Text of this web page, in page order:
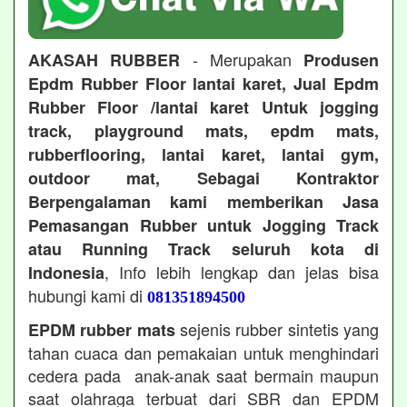
AKASAH RUBBER - Merupakan Produsen
Epdm Rubber Floor lantai karet, Jual Epdm
Rubber Floor /lantai karet Untuk jogging
track, playground mats, epdm mats,
rubberflooring, lantai karet, lantai gym,
outdoor mat, Sebagai Kontraktor
Berpengalaman kami memberikan Jasa
Pemasangan Rubber untuk Jogging Track
atau Running Track seluruh kota di
Indonesia, Info lebih lengkap dan jelas bisa
hubungi kami di 081351894500
EPDM rubber matssejenis rubber sintetis yang
tahan cuaca dan pemakaian untuk menghindari
cedera pada anak-anak saat bermain maupun
saat olahraga terbuat dari SBR dan EPDM